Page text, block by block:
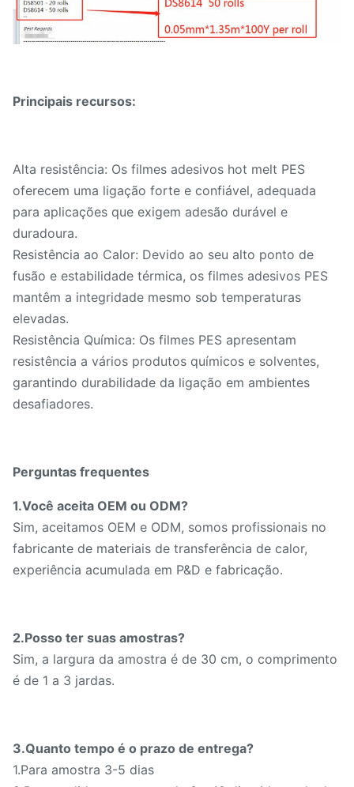
Principais recursos:
Alta resistência: Os filmes adesivos hot melt PES
oferecem uma ligação forte e confiável, adequada
para aplicações que exigem adesão durável e
duradoura.
Resistência ao Calor: Devido ao seu alto ponto de
fusão e estabilidade térmica, os filmes adesivos PES
mantêm a integridade mesmo sob temperaturas
elevadas.
Resistência Química: Os filmes PES apresentam
resistência a vários produtos químicos e solventes,
garantindo durabilidade da ligação em ambientes
desafiadores.
Perguntas frequentes
1.Você aceita OEM ou ODM?
Sim, aceitamos OEM e ODM, somos profissionais no
fabricante de materiais de transferência de calor,
experiência acumulada em P&D e fabricação.
2.Posso ter suas amostras?
Sim, a largura da amostra é de 30 cm, o comprimento
é de 1 a 3 jardas.
3.Quanto tempo é o prazo de entrega?
1.Para amostra 3-5 dias